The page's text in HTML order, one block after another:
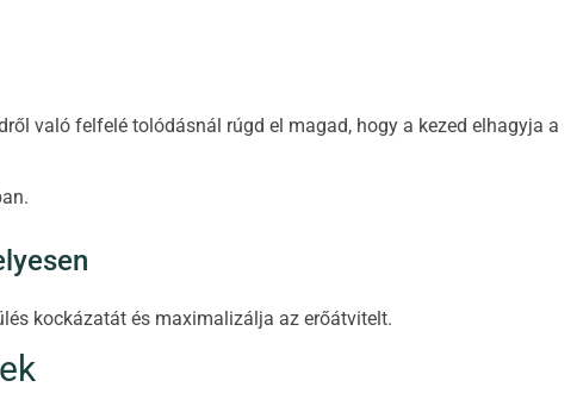
való felfelé tolódásnál rúgd el magad, hogy a kezed elhagyja a
kockázatát és maximalizálja az erőátvitelt.